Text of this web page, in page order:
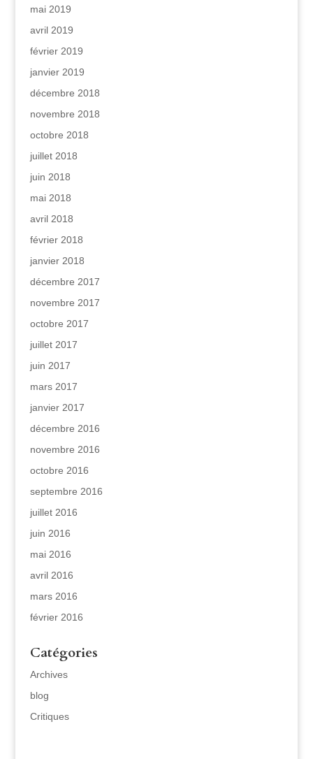
mai 2019
avril 2019
février 2019
janvier 2019
décembre 2018
novembre 2018
octobre 2018
juillet 2018
juin 2018
mai 2018
avril 2018
février 2018
janvier 2018
décembre 2017
novembre 2017
octobre 2017
juillet 2017
juin 2017
mars 2017
janvier 2017
décembre 2016
novembre 2016
octobre 2016
septembre 2016
juillet 2016
juin 2016
mai 2016
avril 2016
mars 2016
février 2016
Catégories
Archives
blog
Critiques